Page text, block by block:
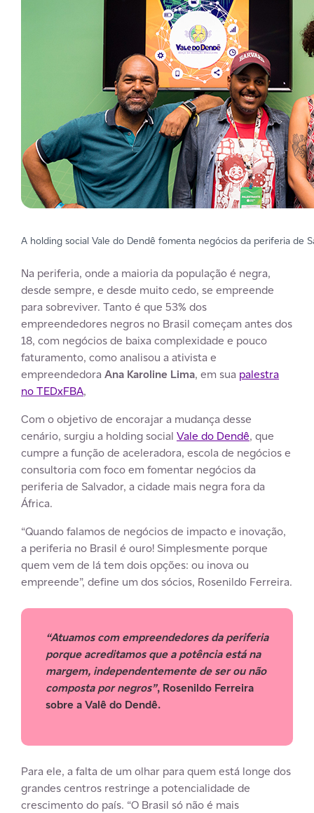
A holding social Vale do Dendê fomenta negócios da periferia de
Na periferia, onde a maioria da população é negra,
desde sempre, e desde muito cedo, se empreende
para sobreviver. Tanto é que 53% dos
empreendedores negros no Brasil começam antes dos
18, com negócios de baixa complexidade e pouco
faturamento, como analisou a ativista e
empreendedora Ana Karoline Lima, em sua palestra
no TEDxFBA,
Com o objetivo de encorajar a mudança desse
cenário, surgiu a holding social Vale do Dendê, que
cumpre a função de aceleradora, escola de negócios e
consultoria com foco em fomentar negócios da
periferia de Salvador, a cidade mais negra fora da
África.
“Quando falamos de negócios de impacto e inovação,
a periferia no Brasil é ouro! Simplesmente porque
quem vem de lá tem dois opções: ou inova ou
empreende”, define um dos sócios, Rosenildo Ferreira.
“Atuamos com empreendedores da periferia
porque acreditamos que a potência está na
margem, independentemente de ser ou não
composta por negros”, Rosenildo Ferreira
sobre a Valê do Dendê.
Para ele, a falta de um olhar para quem está longe dos
grandes centros restringe a potencialidade de
crescimento do país. “O Brasil só não é mais